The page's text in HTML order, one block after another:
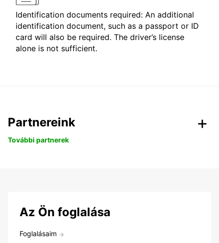
Identification documents required: An additional
identification document, such as a passport or ID
card will also be required. The driver’s license
alone is not sufficient.
Partnereink
További partnerek
Az Ön foglalása
Foglalásaim